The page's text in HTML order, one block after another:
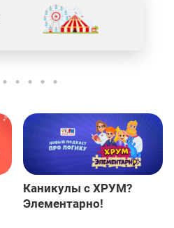
Каникулы с ХРУМ?
Элементарно!